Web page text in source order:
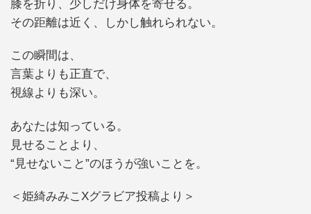
膝を折り、少しだけ身体を寄せる。
その距離は近く、しかし触れられない。
この瞬間は、
言葉よりも正直で、
視線よりも深い。
あなたは知っている。
見せることより、
“見せないこと”のほうが強いことを。
＜姫綺みみこXグラビア投稿より＞